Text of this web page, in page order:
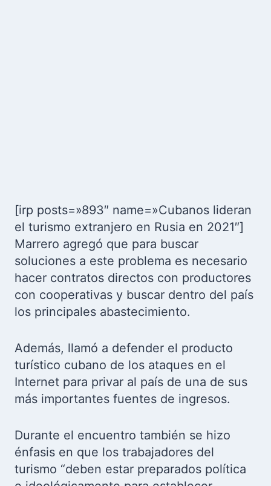
[irp posts=»893″ name=»Cubanos lideran
el turismo extranjero en Rusia en 2021″]
Marrero agregó que para buscar
soluciones a este problema es necesario
hacer contratos directos con productores
con cooperativas y buscar dentro del país
los principales abastecimiento.
Además, llamó a defender el producto
turístico cubano de los ataques en el
Internet para privar al país de una de sus
más importantes fuentes de ingresos.
Durante el encuentro también se hizo
énfasis en que los trabajadores del
turismo “deben estar preparados política